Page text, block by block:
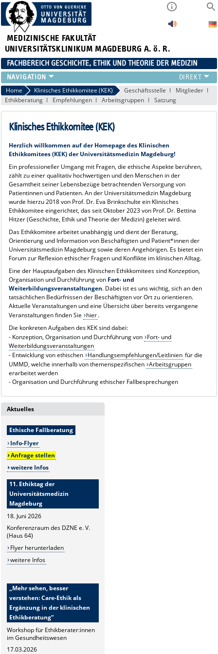
MEDIZINISCHE FAKULTÄT
UNIVERSITÄTSKLINIKUM MAGDEBURG A. ö. R.
FACHBEREICH GESCHICHTE, ETHIK UND THEORIE DER MEDIZIN
UNSER TEAM
LEHRE
FORSCHUNG
DISSERTATIONEN
Home Klinisches Ethikkomitee (KEK) Geschäftsstelle
Mitglieder
Ethikberatung
Empfehlungen Arbeitsgruppen Satzung
Klinisches Ethikkomitee (KEK)
Herzlich willkommen auf der Homepage des Klinischen
Ethikkomitees (KEK) der Universitätsmedizin Magdeburg!
Ein professioneller Umgang mit Fragen, die ethische Aspekte berühren,
zählt zu einer qualitativ hochwertigen und den Menschen in der
Gesamtheit seiner Lebensbezüge betrachtenden Versorgung von
Patientinnen und Patienten. An der Universitätsmedizin Magdeburg
wurde hierzu 2018 von Prof. Dr. Eva Brinkschulte ein Klinisches
Ethikkomitee eingerichtet, das seit Oktober 2023 von Prof. Dr. Bettina
Hitzer (Geschichte, Ethik und Theorie der Medizin) geleitet wird.
Das Ethikkomitee arbeitet unabhängig und dient der Beratung,
Orientierung und Information von Beschäftigten und Patient*innen der
Universitätsmedizin Magdeburg sowie deren Angehörigen. Es bietet ein
Forum zur Reflexion ethischer Fragen und Konflikte im klinischen Alltag.
Eine der Hauptaufgaben des Klinischen Ethikkomitees sind Konzeption,
Organisation und Durchführung von Fort- und
Weiterbildungsveranstaltungen. Dabei ist es uns wichtig, sich an den
tatsächlichen Bedürfnissen der Beschäftigten vor Ort zu orientieren.
Aktuelle Veranstaltungen und eine Übersicht über bereits vergangene
Veranstaltungen finden Sie
hier.
Die konkreten Aufgaben des KEK sind dabei:
- Konzeption, Organisation und Durchführung von Fort- und
Weiterbildungsveranstaltungen
- Entwicklung von ethischen Handlungsempfehlungen/Leitlinien für die
UMMD, welche innerhalb von themenspezifischen Arbeitsgruppen
erarbeitet werden
- Organisation und Durchführung ethischer Fallbesprechungen
Aktuelles
Ethische Fallberatung
Info-Flyer
Anfrage stellen
weitere Infos
11. Ethiktag der
Universitätsmedizin
Magdeburg
18. Juni 2026
Konferenzraum des DZNE e. V.
(Haus 64)
Flyer herunterladen
weitere Infos
„Mehr sehen, besser
verstehen: Care-Ethik als
Ergänzung in der klinischen
Ethikberatung“
Workshop für Ethikberater:innen
im Gesundheitswesen
17.03.2026